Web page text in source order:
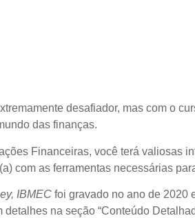
desafiador, mas com o
das finanças.
Financeiras, você terá valiosas
com as ferramentas necessárias
IBMEC foi gravado no ano de 2020
na seção “Conteúdo